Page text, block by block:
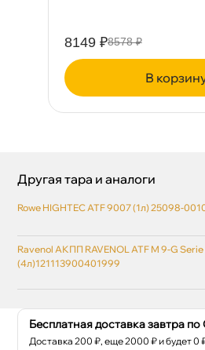
8149 ₽8578 ₽
Бесплатная доставка завтра
Доставка200 ₽, еще2000 ₽ и будет 0
Другая тара и аналоги
Rowe HIGHTEC ATF 9007 (1л) 25098-
Ravenol АКПП RAVENOL ATF M 9-G Serie
(4л)121113900401999